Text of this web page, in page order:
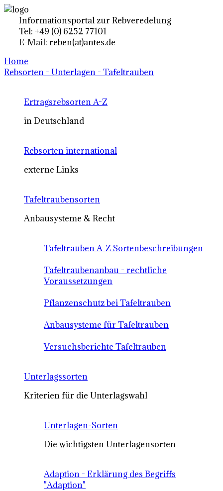
Informationsportal zur Rebveredelung
Tel: +49 (0) 6252 77101
E-Mail: reben(at)antes.de
Home
Rebsorten - Unterlagen - Tafeltrauben
Ertragsrebsorten A-Z
in Deutschland
Rebsorten international
externe Links
Tafeltraubensorten
Anbausysteme & Recht
Tafeltrauben A-Z Sortenbeschreibungen
Tafeltraubenanbau - rechtliche
Voraussetzungen
Pflanzenschutz bei Tafeltrauben
Anbausysteme für Tafeltrauben
Versuchsberichte Tafeltrauben
Unterlagssorten
Kriterien für die Unterlagswahl
Unterlagen-Sorten
Die wichtigsten Unterlagensorten
Adaption - Erklärung des Begriffs
"Adaption"